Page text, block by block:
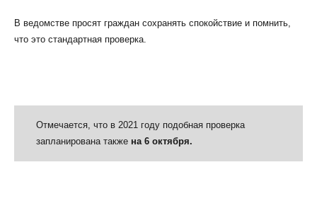
В ведомстве просят граждан сохранять спокойствие и помнить,
что это стандартная проверка.
Отмечается, что в 2021 году подобная проверка
запланирована также на 6 октября.